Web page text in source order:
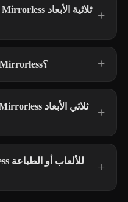
ما الصيغ المتاحة لنماذج كاميرا Mirrorless؟